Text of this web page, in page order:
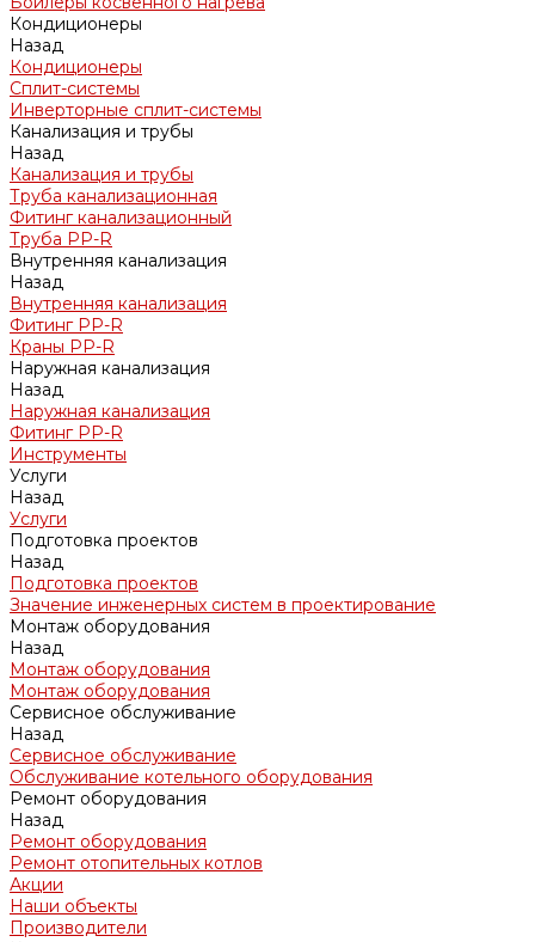
Кондиционеры
Назад
Кондиционеры
Сплит-системы
Инверторные сплит-системы
Канализация и трубы
Назад
Канализация и трубы
Труба канализационная
Фитинг канализационный
Труба PP-R
Внутренняя канализация
Назад
Внутренняя канализация
Фитинг PP-R
Краны PP-R
Наружная канализация
Назад
Наружная канализация
Фитинг PP-R
Инструменты
Услуги
Назад
Услуги
Подготовка проектов
Назад
Подготовка проектов
Значение инженерных систем в проектирование
Монтаж оборудования
Назад
Монтаж оборудования
Монтаж оборудования
Сервисное обслуживание
Назад
Сервисное обслуживание
Обслуживание котельного оборудования
Ремонт оборудования
Назад
Ремонт оборудования
Ремонт отопительных котлов
Акции
Наши объекты
Производители